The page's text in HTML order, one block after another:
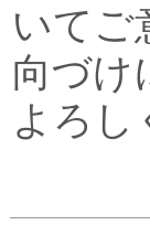
いてご
向づけ
よろし